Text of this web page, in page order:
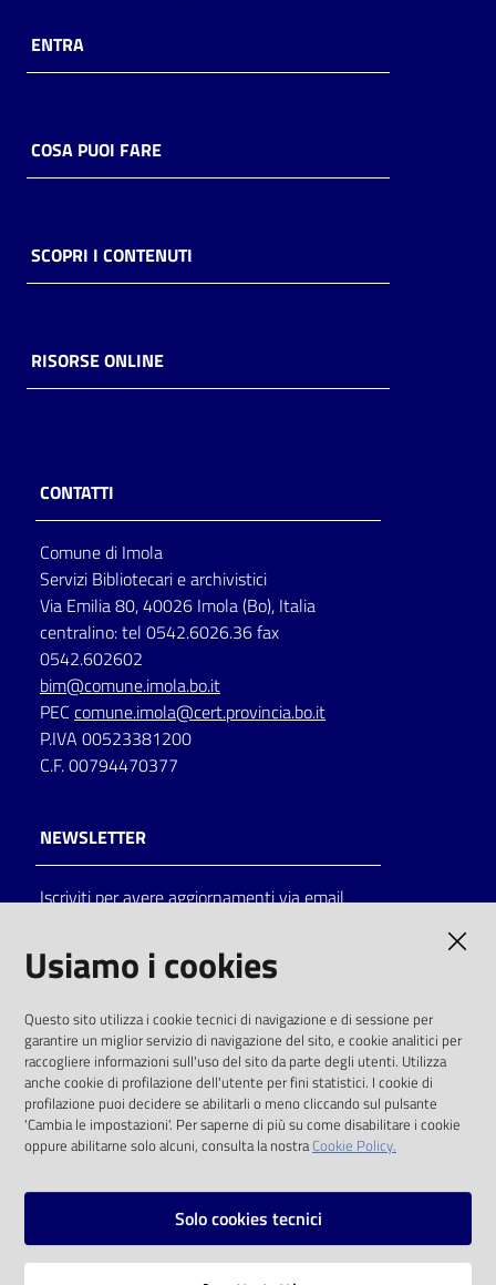
ENTRA
COSA PUOI FARE
SCOPRI I CONTENUTI
RISORSE ONLINE
CONTATTI
Comune di Imola
Servizi Bibliotecari e archivistici
Via Emilia 80, 40026 Imola (Bo), Italia
centralino: tel 0542.6026.36 fax
0542.602602
bim@comune.imola.bo.it
PEC comune.imola@cert.provincia.bo.it
P.IVA 00523381200
C.F. 00794470377
NEWSLETTER
Iscriviti per avere aggiornamenti via email
solo alle condizioni previste dalla direttiva
comunitaria 2003/98/CE e dal d.lgs. 36/2006
SOCIAL
Instagram
Usiamo i cookies
Questo sito utilizza i cookie tecnici di navigazione e di sessione per
garantire un miglior servizio di navigazione del sito, e cookie analitici per
raccogliere informazioni sull'uso del sito da parte degli utenti. Utilizza
anche cookie di profilazione dell'utente per fini statistici. I cookie di
profilazione puoi decidere se abilitarli o meno cliccando sul pulsante
'Cambia le impostazioni'. Per saperne di più su come disabilitare i cookie
oppure abilitarne solo alcuni, consulta la nostraCookie Policy.
Solo cookies tecnici